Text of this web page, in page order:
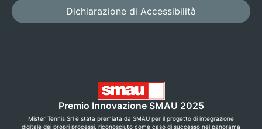
Dichiarazione di Accessibilità
Premio Innovazione SMAU 2025
Mister Tennis Srl è stata premiata da SMAU per il progetto di integrazione
digitale dei propri processi, riconosciuto come caso di successo nel panorama